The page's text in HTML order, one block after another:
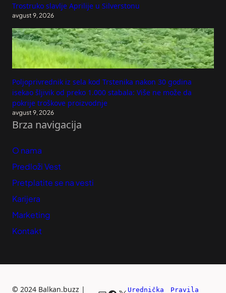
Trostruko slavlje Aprilije u Silverstonu
avgust 9, 2026
Poljoprivrednik iz sela kod Trstenika nakon 30 godina
isekao šljivik od preko 1.000 stabala: Više ne može da
pokrije troškove proizvodnje
avgust 9, 2026
Brza navigacija
O nama
Predloži Vest
Pretplatite se na vesti
Karijera
Marketing
Kontakt
© 2024 Balkan.buzz | Urednička Pravila